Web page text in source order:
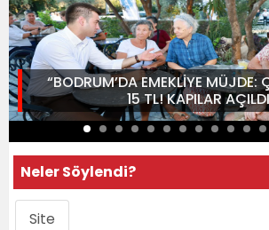
“BODRUM’DA EMEKLİYE MÜJDE:
15 TL! KAPILAR
Neler Söylendi?
Site